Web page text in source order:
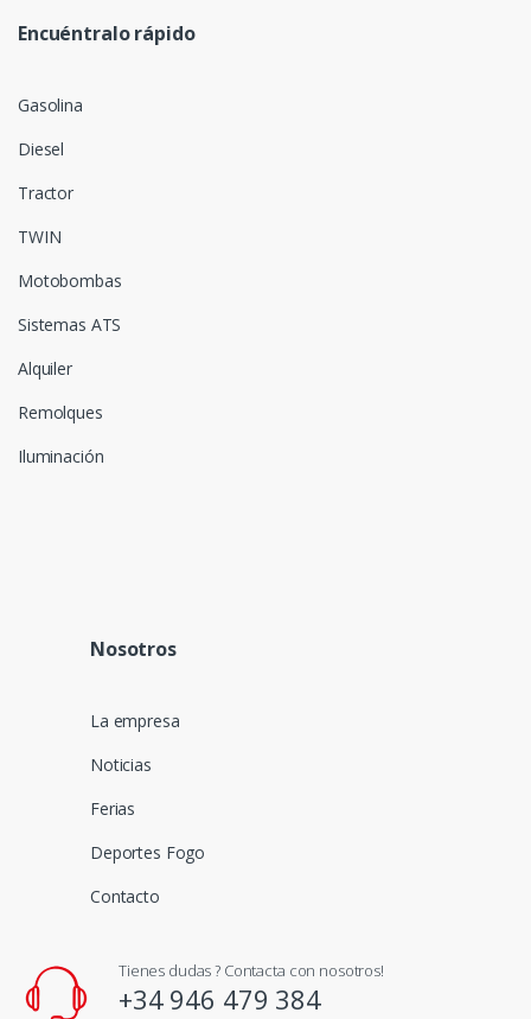
Encuéntralo rápido
Gasolina
Diesel
Tractor
TWIN
Motobombas
Sistemas ATS
Alquiler
Remolques
Iluminación
Nosotros
La empresa
Noticias
Ferias
Deportes Fogo
Contacto
Tienes dudas ? Contacta con nosotros!
+34 946 479 384